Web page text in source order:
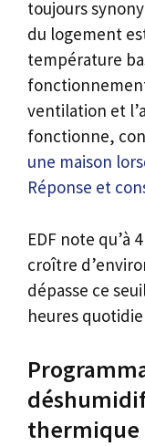
toujours
du logement
température
ventilation et
fonctionne,
une maison
Réponse et
EDF note qu’à
croître
dépasse ce
heures
thermique